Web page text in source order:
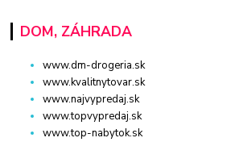
DOM, ZÁHRADA
www.dm-drogeria.sk
www.kvalitnytovar.sk
www.najvypredaj.sk
www.topvypredaj.sk
www.top-nabytok.sk